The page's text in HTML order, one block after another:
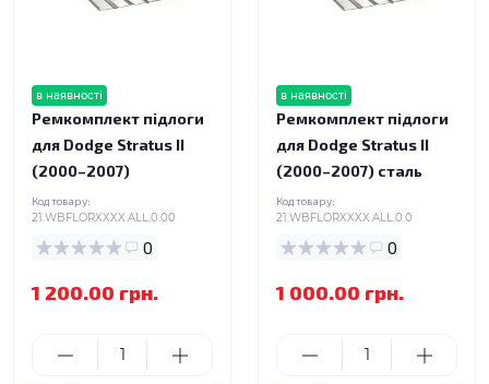
в наявності
Ремкомплект підлоги
для Dodge Stratus II
(2000–2007)
Код товару:
21.WBFLORXXXX.ALL.0.00
0
1 200.00 грн.
в наявності
Ремкомплект підлоги
для Dodge Stratus II
(2000–2007) сталь
Код товару:
21.WBFLORXXXX.ALL.0.0
0
1 000.00 грн.